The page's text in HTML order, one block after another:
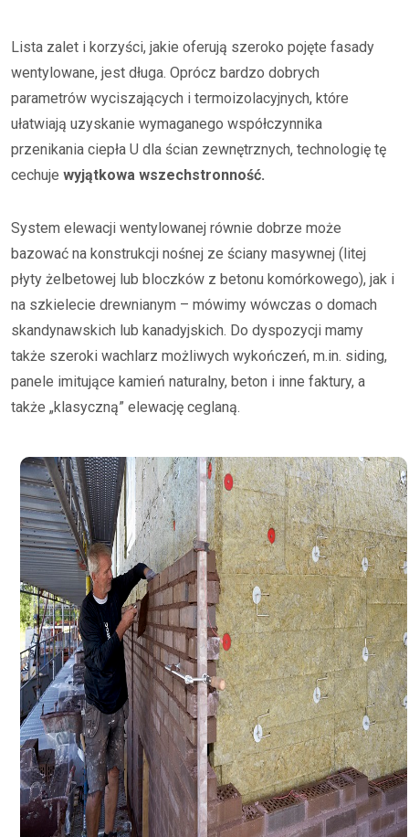
Lista zalet i korzyści, jakie oferują szeroko pojęte fasady
wentylowane, jest długa. Oprócz bardzo dobrych
parametrów wyciszających i termoizolacyjnych, które
ułatwiają uzyskanie wymaganego współczynnika
przenikania ciepła U dla ścian zewnętrznych, technologię tę
cechuje wyjątkowa wszechstronność.
System elewacji wentylowanej równie dobrze może
bazować na konstrukcji nośnej ze ściany masywnej (litej
płyty żelbetowej lub bloczków z betonu komórkowego), jak i
na szkielecie drewnianym – mówimy wówczas o domach
skandynawskich lub kanadyjskich. Do dyspozycji mamy
także szeroki wachlarz możliwych wykończeń, m.in. siding,
panele imitujące kamień naturalny, beton i inne faktury, a
także „klasyczną” elewację ceglaną.